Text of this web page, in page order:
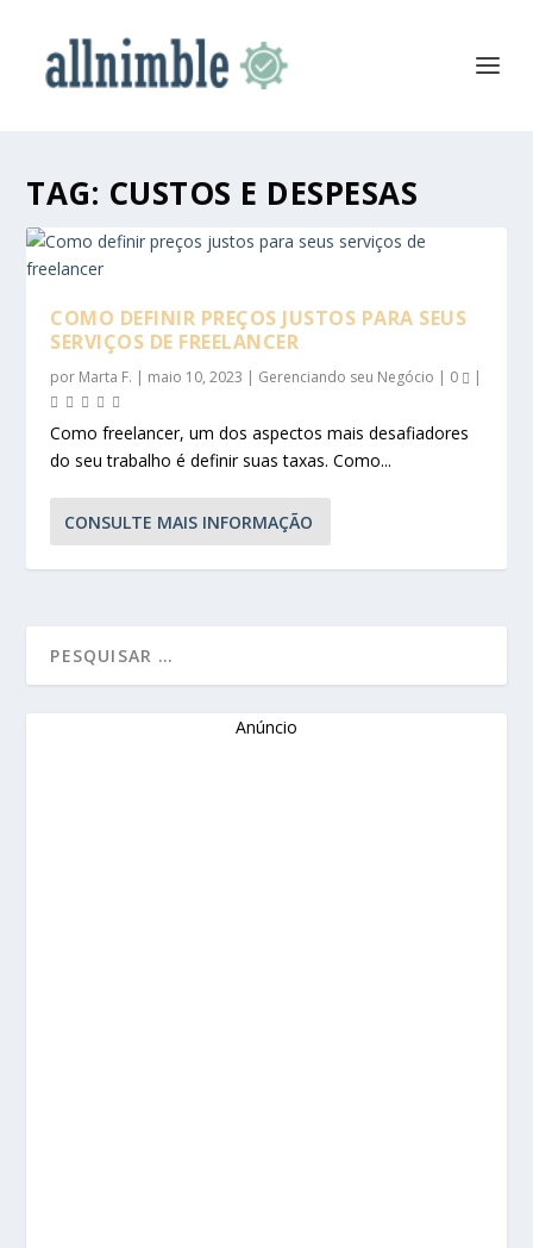
TAG: CUSTOS E DESPESAS
COMO DEFINIR PREÇOS JUSTOS PARA SEUS
SERVIÇOS DE FREELANCER
por Marta F. | maio 10, 2023 | Gerenciando seu Negócio | 0 |
Como freelancer, um dos aspectos mais desafiadores
do seu trabalho é definir suas taxas. Como...
CONSULTE MAIS INFORMAÇÃO
Anúncio